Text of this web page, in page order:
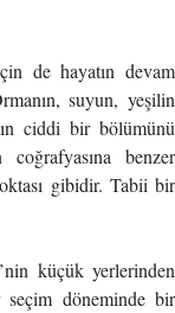
de hayatın devam
suyun, yeşilin
ciddi bir bölümünü
benzer
gibidir. Tabii bir
küçük yerlerinden
seçim döneminde bir